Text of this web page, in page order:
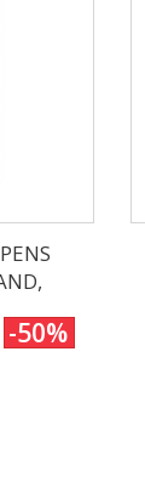
-50%